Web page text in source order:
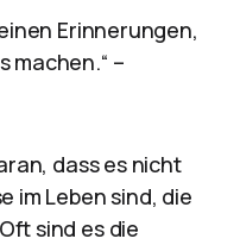
Erinnerungen,
machen.“ –
dass es nicht
im Leben sind, die
sind es die